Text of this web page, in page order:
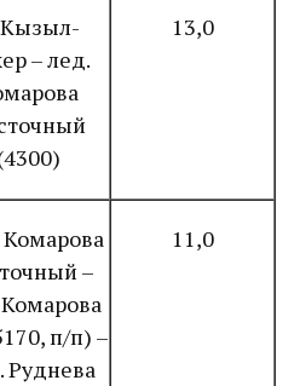
– лед.
13,0
–
п/п) –
Руднева
11,0